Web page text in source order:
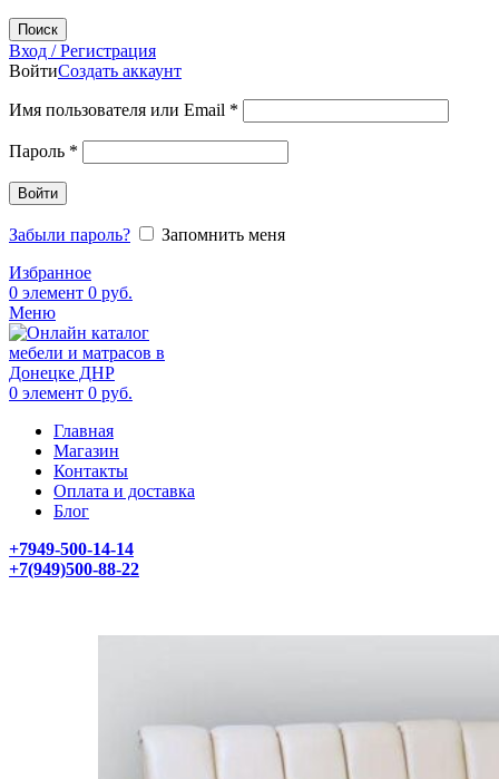
Поиск
Вход / Регистрация
ВойтиСоздать аккаунт
Имя пользователя или Email *
Пароль *
Войти
Забыли пароль?
Запомнить меня
Избранное
0 элемент 0 руб.
Меню
0 элемент 0 руб.
Главная
Магазин
Контакты
Оплата и доставка
Блог
+7949-500-14-14
+7(949)500-88-22